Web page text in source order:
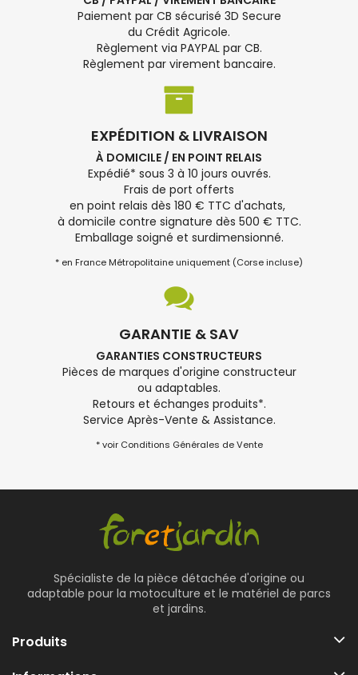
Paiement par CB sécurisé 3D Secure
du Crédit Agricole.
Règlement via PAYPAL par CB.
Règlement par virement bancaire.
EXPÉDITION & LIVRAISON
À DOMICILE / EN POINT RELAIS
Expédié* sous 3 à 10 jours ouvrés.
Frais de port offerts
en point relais dès 180 € TTC d'achats,
à domicile contre signature dès 500 € TTC.
Emballage soigné et surdimensionné.
* en France Métropolitaine uniquement (Corse incluse)
GARANTIE & SAV
GARANTIES CONSTRUCTEURS
Pièces de marques d'origine constructeur
ou adaptables.
Retours et échanges produits*.
Service Après-Vente & Assistance.
* voir Conditions Générales de Vente
Spécialiste de la pièce détachée d'origine ou
adaptable pour la motoculture et le matériel de parcs
et jardins.
Produits